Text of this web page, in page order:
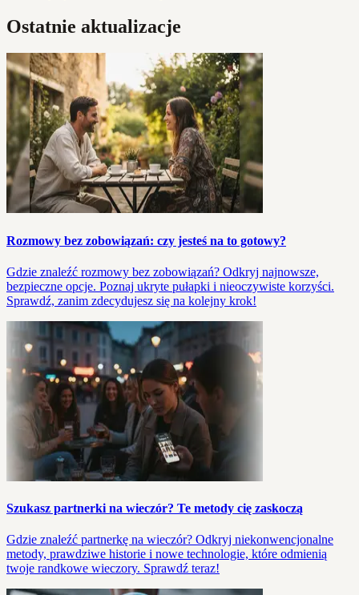
Ostatnie aktualizacje
Rozmowy bez zobowiązań: czy jesteś na to gotowy?
Gdzie znaleźć rozmowy bez zobowiązań? Odkryj najnowsze,
bezpieczne opcje. Poznaj ukryte pułapki i nieoczywiste korzyści.
Sprawdź, zanim zdecydujesz się na kolejny krok!
Szukasz partnerki na wieczór? Te metody cię zaskoczą
Gdzie znaleźć partnerkę na wieczór? Odkryj niekonwencjonalne
metody, prawdziwe historie i nowe technologie, które odmienią
twoje randkowe wieczory. Sprawdź teraz!